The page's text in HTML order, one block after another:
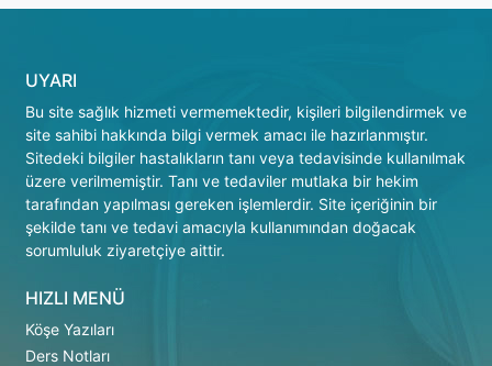
UYARI
Bu site sağlık hizmeti vermemektedir, kişileri bilgilendirmek ve
site sahibi hakkında bilgi vermek amacı ile hazırlanmıştır.
Sitedeki bilgiler hastalıkların tanı veya tedavisinde kullanılmak
üzere verilmemiştir. Tanı ve tedaviler mutlaka bir hekim
tarafından yapılması gereken işlemlerdir. Site içeriğinin bir
şekilde tanı ve tedavi amacıyla kullanımından doğacak
sorumluluk ziyaretçiye aittir.
HIZLI MENÜ
Köşe Yazıları
Ders Notları